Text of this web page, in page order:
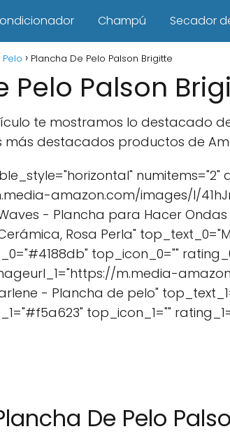
Champú Secador
Plancha De Pelo Palson Brigitte
Pelo Palson
te mostramos lo destacado
más destacados productos de
numitems="2"
amazon.com/images/I/
- Plancha para Hacer
Rosa Perla"
top_icon_0=""
m.media-
- Plancha de pelo"
top_icon_1=""
De Pelo